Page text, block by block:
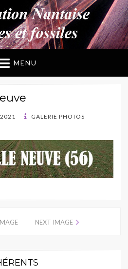
et Fossiles
MENU
GALERIE PHOTOS
NEXT IMAGE